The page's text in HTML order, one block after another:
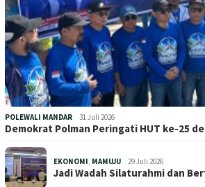
POLEWALI MANDAR 31 Juli 2026
Demokrat Polman Peringati HUT ke-25
EKONOMI MAMUJU 29 Juli 2026
Jadi Wadah Silaturahmi dan